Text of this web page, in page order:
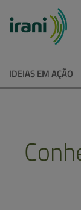
IDEIAS EM AÇÃO